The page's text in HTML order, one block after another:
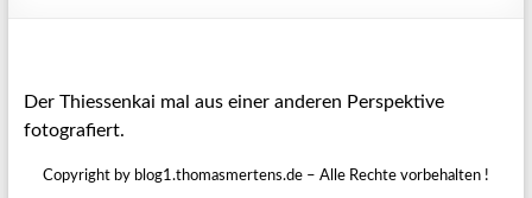
Kultur
&
Aktivitäten
Der Thiessenkai mal aus einer anderen Perspektive
fotografiert.
Copyright by blog1.thomasmertens.de – Alle Rechte vorbehalten !